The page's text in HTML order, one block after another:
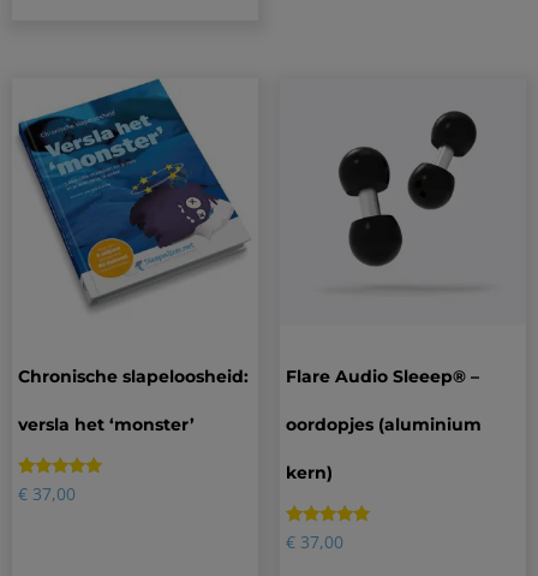
Chronische slapeloosheid:
versla het ‘monster’
Gewaardeerd
5.00
34
€ 37,00
Flare Audio Sleeep® –
oordopjes (aluminium
kern)
Gewaardeerd
5.00
2
€37,00